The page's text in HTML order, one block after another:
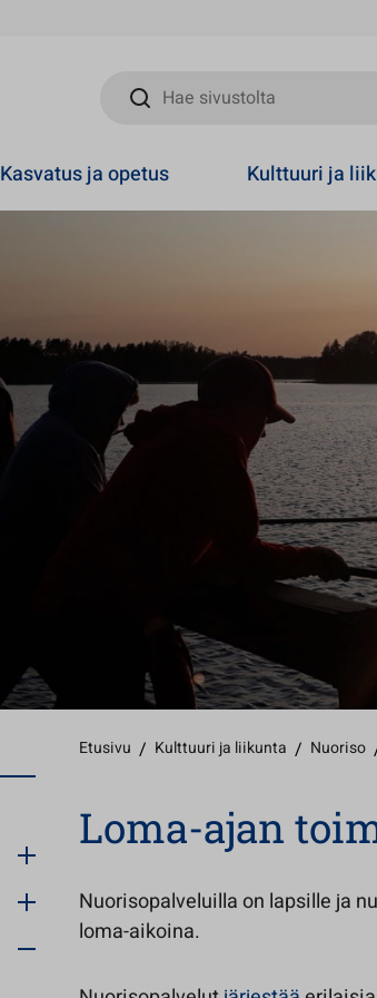
Hae sivustolta
Kasvatus ja opetus Kulttuuri ja
Etusivu / Kulttuuri ja liikunta / Nuoriso
Loma-ajan
Nuorisopalveluilla on lapsille ja
loma-aikoina.